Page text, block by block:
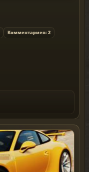
Комментариев: 2